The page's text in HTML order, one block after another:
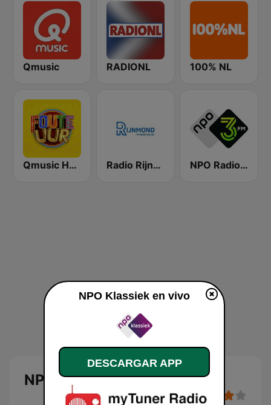
Qmusic RADIONL 100% NL
Qmusic Het Foute Uur Radio Rijnmond FM 93.4 NPO Radio 3FM
NPO Klassiek
NPO Klassiek en vivo
DESCARGAR APP